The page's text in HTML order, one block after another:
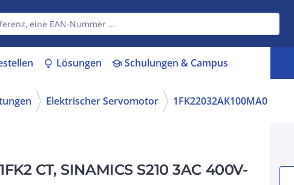
lightbulb Lösungen schoolSchulungen & Campus
Elektrischer Servomotor 1FK22032AK100MA0
CT, SINAMICS S210 3AC 400V-